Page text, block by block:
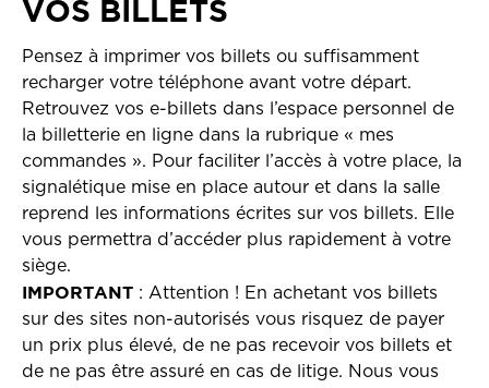
VOS BILLETS
Pensez à imprimer vos billets ou suffisamment
recharger votre téléphone avant votre départ.
Retrouvez vos e-billets dans l’espace personnel de
la billetterie en ligne dans la rubrique « mes
commandes ». Pour faciliter l’accès à votre place, la
signalétique mise en place autour et dans la salle
reprend les informations écrites sur vos billets. Elle
vous permettra d’accéder plus rapidement à votre
siège.
IMPORTANT : Attention ! En achetant vos billets
sur des sites non-autorisés vous risquez de payer
un prix plus élevé, de ne pas recevoir vos billets et
de ne pas être assuré en cas de litige. Nous vous